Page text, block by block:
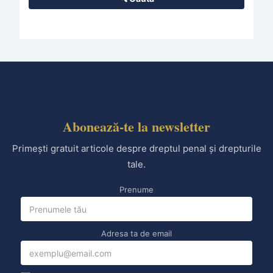
Abonează-te la newsletter
Primești gratuit articole despre dreptul penal și drepturile
tale.
Prenume
Adresa ta de email